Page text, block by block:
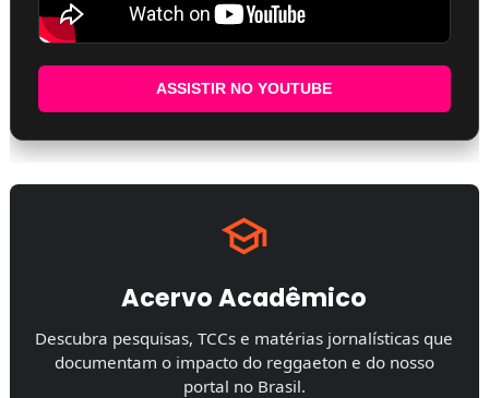
ASSISTIR NO YOUTUBE
Acervo Acadêmico
Descubra pesquisas, TCCs e matérias jornalísticas que
documentam o impacto do reggaeton e do nosso
portal no Brasil.